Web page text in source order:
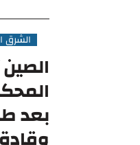
الشرق
بعد